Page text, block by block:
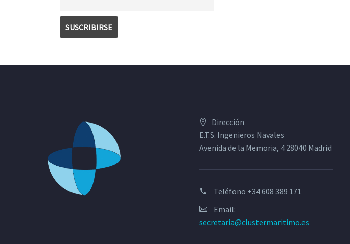
Dirección
E.T.S. Ingenieros Navales
Avenida de la Memoria, 4 28040 Madrid
Teléfono +34 608 389 171
Email:
secretaria@clustermaritimo.es